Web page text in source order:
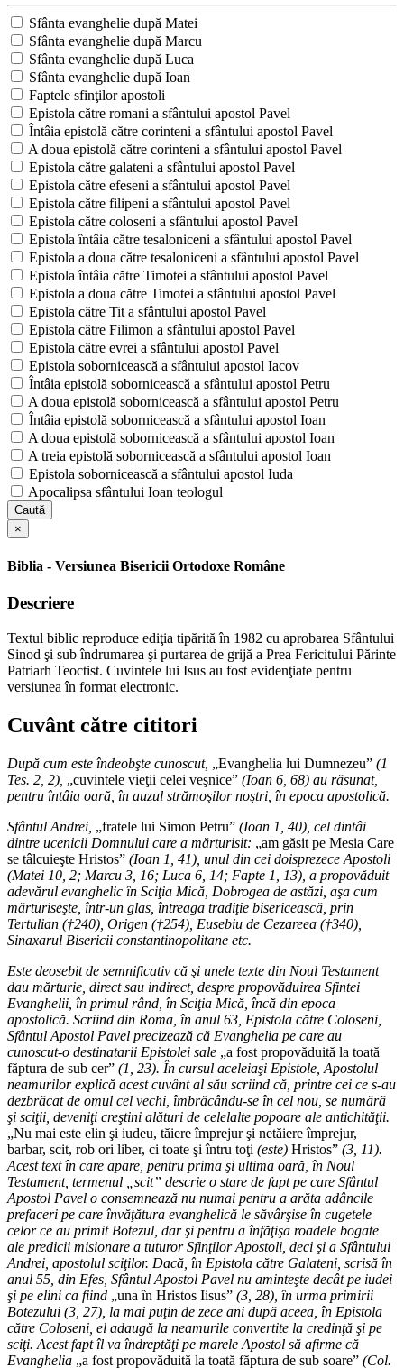
Sfânta evanghelie după Matei
Sfânta evanghelie după Marcu
Sfânta evanghelie după Luca
Sfânta evanghelie după Ioan
Faptele sfinţilor apostoli
Epistola către romani a sfântului apostol Pavel
Întâia epistolă către corinteni a sfântului apostol Pavel
A doua epistolă către corinteni a sfântului apostol Pavel
Epistola către galateni a sfântului apostol Pavel
Epistola către efeseni a sfântului apostol Pavel
Epistola către filipeni a sfântului apostol Pavel
Epistola către coloseni a sfântului apostol Pavel
Epistola întâia către tesaloniceni a sfântului apostol Pavel
Epistola a doua către tesaloniceni a sfântului apostol Pavel
Epistola întâia către Timotei a sfântului apostol Pavel
Epistola a doua către Timotei a sfântului apostol Pavel
Epistola către Tit a sfântului apostol Pavel
Epistola către Filimon a sfântului apostol Pavel
Epistola către evrei a sfântului apostol Pavel
Epistola sobornicească a sfântului apostol Iacov
Întâia epistolă sobornicească a sfântului apostol Petru
A doua epistolă sobornicească a sfântului apostol Petru
Întâia epistolă sobornicească a sfântului apostol Ioan
A doua epistolă sobornicească a sfântului apostol Ioan
A treia epistolă sobornicească a sfântului apostol Ioan
Epistola sobornicească a sfântului apostol Iuda
Apocalipsa sfântului Ioan teologul
Caută
×
Biblia - Versiunea Bisericii Ortodoxe Române
Descriere
Textul biblic reproduce ediţia tipărită în 1982 cu aprobarea Sfântului
Sinod şi sub îndrumarea şi purtarea de grijă a Prea Fericitului Părinte
Patriarh Teoctist. Cuvintele lui Isus au fost evidenţiate pentru
versiunea în format electronic.
Cuvânt către cititori
După cum este îndeobşte cunoscut, „Evanghelia lui Dumnezeu” (1
Tes. 2, 2), „cuvintele vieţii celei veşnice” (Ioan 6, 68) au răsunat,
pentru întâia oară, în auzul strămoşilor noştri, în epoca apostolică.
Sfântul Andrei, „fratele lui Simon Petru” (Ioan 1, 40), cel dintâi
dintre ucenicii Domnului care a mărturisit: „am găsit pe Mesia Care
se tâlcuieşte Hristos” (Ioan 1, 41), unul din cei doisprezece Apostoli
(Matei 10, 2; Marcu 3, 16; Luca 6, 14; Fapte 1, 13), a propovăduit
adevărul evanghelic în Sciţia Mică, Dobrogea de astăzi, aşa cum
mărturiseşte, într-un glas, întreaga tradiţie bisericească, prin
Tertulian (†240), Origen (†254), Eusebiu de Cezareea (†340),
Sinaxarul Bisericii constantinopolitane etc.
Este deosebit de semnificativ că şi unele texte din Noul Testament
dau mărturie, direct sau indirect, despre propovăduirea Sfintei
Evanghelii, în primul rând, în Sciţia Mică, încă din epoca
apostolică. Scriind din Roma, în anul 63, Epistola către Coloseni,
Sfântul Apostol Pavel precizează că Evanghelia pe care au
cunoscut-o destinatarii Epistolei sale „a fost propovăduită la toată
făptura de sub cer” (1, 23). În cursul aceleiaşi Epistole, Apostolul
neamurilor explică acest cuvânt al său scriind că, printre cei ce s-au
dezbrăcat de omul cel vechi, îmbrăcându-se în cel nou, se numără
şi sciţii, deveniţi creştini alături de celelalte popoare ale antichităţii.
„Nu mai este elin şi iudeu, tăiere împrejur şi netăiere împrejur,
barbar, scit, rob ori liber, ci toate şi întru toţi (este) Hristos” (3, 11).
Acest text în care apare, pentru prima şi ultima oară, în Noul
Testament, termenul „scit” descrie o stare de fapt pe care Sfântul
Apostol Pavel o consemnează nu numai pentru a arăta adâncile
prefaceri pe care învăţătura evanghelică le săvârşise în cugetele
celor ce au primit Botezul, dar şi pentru a înfăţişa roadele bogate
ale predicii misionare a tuturor Sfinţilor Apostoli, deci şi a Sfântului
Andrei, apostolul sciţilor. Dacă, în Epistola către Galateni, scrisă în
anul 55, din Efes, Sfântul Apostol Pavel nu aminteşte decât pe iudei
şi pe elini ca fiind „una în Hristos Iisus” (3, 28), în urma primirii
Botezului (3, 27), la mai puţin de zece ani după aceea, în Epistola
către Coloseni, el adaugă la neamurile convertite la credinţă şi pe
sciţi. Acest fapt îl va îndreptăţi pe marele Apostol să afirme că
Evanghelia „a fost propovăduită la toată făptura de sub soare” (Col.